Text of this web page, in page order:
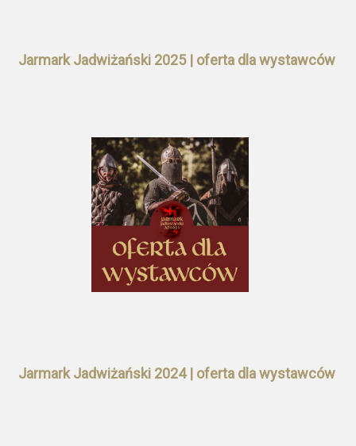
Jarmark Jadwiżański 2025 | oferta dla wystawców
Jarmark Jadwiżański 2024 | oferta dla wystawców